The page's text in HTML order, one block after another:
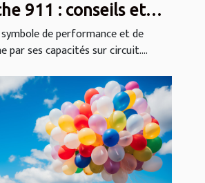
911 : conseils et
symbole de performance et de
par ses capacités sur circuit....